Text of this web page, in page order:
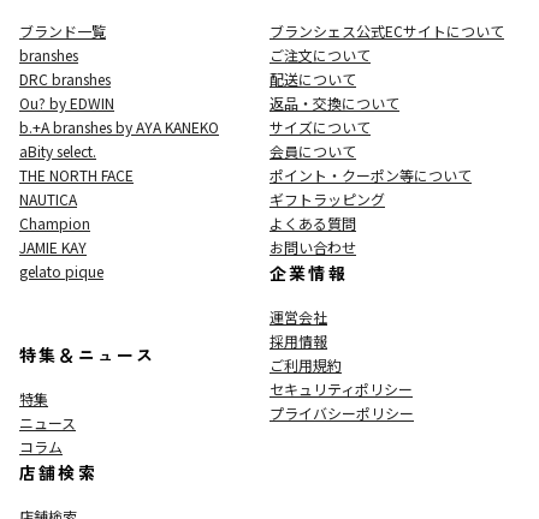
ブランド一覧
branshes
DRC branshes
Ou? by EDWIN
b.+A branshes by AYA KANEKO
aBity select.
THE NORTH FACE
NAUTICA
Champion
JAMIE KAY
gelato pique
特集＆ニュース
特集
ニュース
コラム
店舗検索
ブランシェス公式ECサイトについて
ご注文について
配送について
返品・交換について
サイズについて
会員について
ポイント・クーポン等について
ギフトラッピング
よくある質問
お問い合わせ
企業情報
運営会社
採用情報
ご利用規約
セキュリティポリシー
プライバシーポリシー